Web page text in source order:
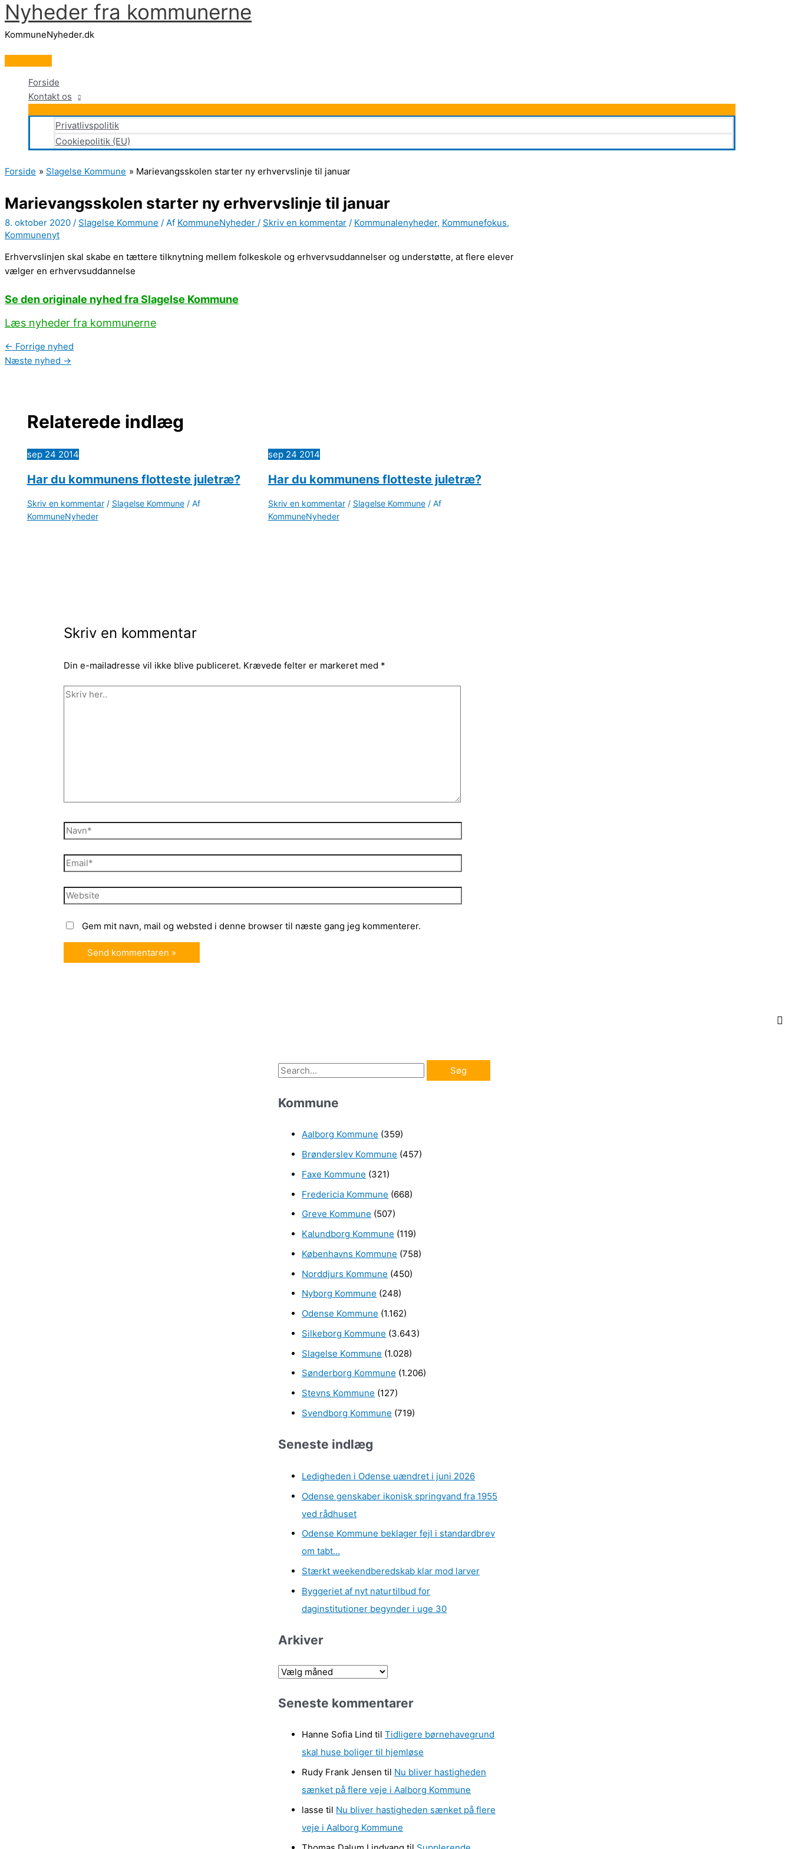
Gå
til
indholdet
Nyheder fra kommunerne
KommuneNyheder.dk
Hovedmenu
Forside
Kontakt os
Privatlivspolitik
Cookiepolitik (EU)
Forside Slagelse Kommune Marievangsskolen starter ny erhvervslinje til januar
Marievangsskolen starter ny erhvervslinje til januar
8. oktober 2020 / Slagelse Kommune / Af KommuneNyheder / Skriv en kommentar / Kommunalenyheder, Kommunefokus,
Kommunenyt
Erhvervslinjen skal skabe en tættere tilknytning mellem folkeskole og erhvervsuddannelser og understøtte, at flere elever
vælger en erhvervsuddannelse
Se den originale nyhed fra Slagelse Kommune
Læs nyheder fra kommunerne
← Forrige nyhed
Næste nyhed →
Relaterede indlæg
sep 24 2014
Har du kommunens flotteste juletræ?
Skriv en kommentar / Slagelse Kommune/ Af
KommuneNyheder
sep 24 2014
Har du kommunens flotteste juletræ?
Skriv en kommentar / Slagelse Kommune/ Af
KommuneNyheder
Skriv en kommentar
Din e-mailadresse vil ikke blive publiceret. Krævede felter er markeret med *
Skriv
Navn*
Email*
Website
Gem mit navn, mail og websted i denne browser til næste gang jeg kommenterer.
S
g
Kommune
Aalborg Kommune (359)
Brønderslev Kommune (457)
Faxe Kommune (321)
Fredericia Kommune (668)
Greve Kommune (507)
Kalundborg Kommune (119)
Københavns Kommune (758)
Norddjurs Kommune (450)
Nyborg Kommune (248)
Odense Kommune (1.162)
Silkeborg Kommune (3.643)
Slagelse Kommune (1.028)
Sønderborg Kommune (1.206)
Stevns Kommune (127)
Svendborg Kommune (719)
Seneste indlæg
Ledigheden i Odense uændret i juni 2026
Odense genskaber ikonisk springvand fra 1955
ved rådhuset
Odense Kommune beklager fejl i standardbrev
om tabt…
Stærkt weekendberedskab klar mod larver
Byggeriet af nyt naturtilbud for
daginstitutioner begynder i uge 30
Arkiver
A
k
Seneste kommentarer
Hanne Sofia Lind til Tidligere børnehavegrund
skal huse boliger til hjemløse
Rudy Frank Jensen til Nu bliver hastigheden
sænket på flere veje i Aalborg Kommune
lasse til Nu bliver hastigheden sænket på flere
veje i Aalborg Kommune